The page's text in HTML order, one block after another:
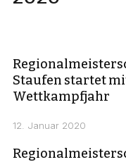
Staufen startet
Wettkampfjahr
12. Januar 2020